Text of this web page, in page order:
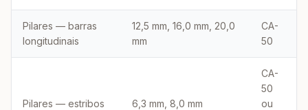
Pilares — barras
longitudinais
12,5 mm, 16,0 mm, 20,0
mm
CA-
50
Pilares — estribos 6,3 mm, 8,0 mm
CA-
50
ou